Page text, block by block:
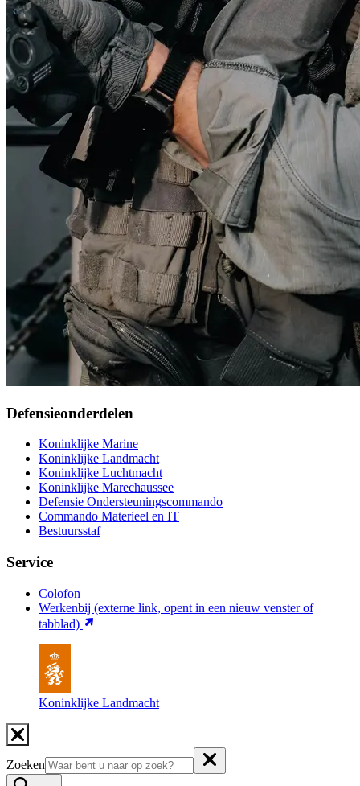
Defensieonderdelen
Koninklijke Marine
Koninklijke Landmacht
Koninklijke Luchtmacht
Koninklijke Marechaussee
Defensie Ondersteuningscommando
Commando Materieel en IT
Bestuursstaf
Service
Colofon
Werkenbij (externe link, opent in een nieuw venster of
tabblad)
Koninklijke Landmacht
Zoeken